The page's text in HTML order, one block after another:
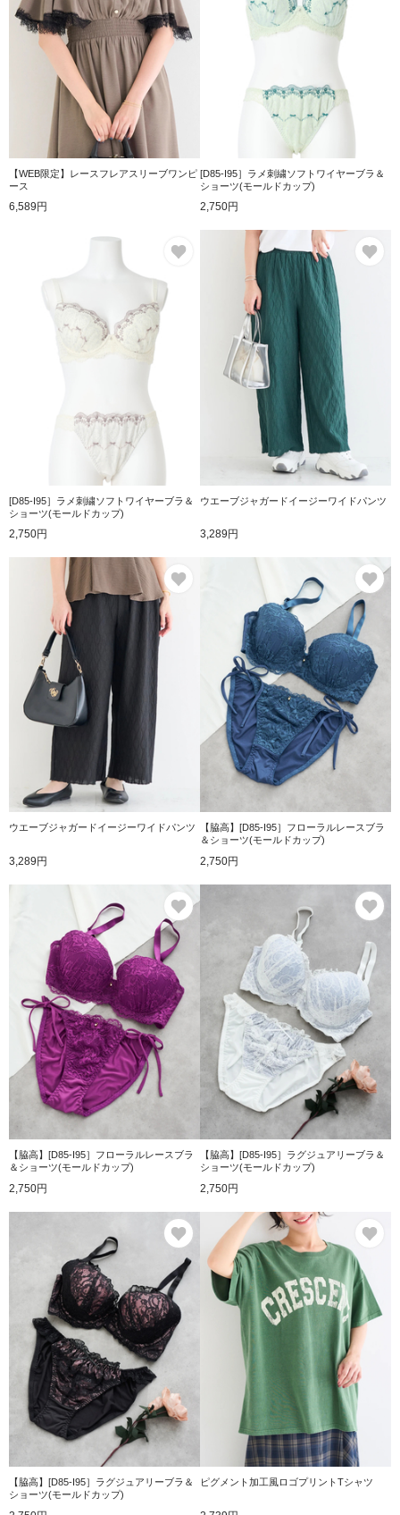
【WEB限定】レースフレアスリーブワンピ
ース
6,589円
[D85-I95］ラメ刺繍ソフトワイヤーブラ＆
ショーツ(モールドカップ)
2,750円
お気に入り
[D85-I95］ラメ刺繍ソフトワイヤーブラ＆
ショーツ(モールドカップ)
2,750円
ウエーブジャガードイージーワイドパンツ
3,289円
ウエーブジャガードイージーワイドパンツ
3,289円
お
【脇高】[D85-I95］フローラルレースブラ
＆ショーツ(モールドカップ)
2,750円
【脇高】[D85-I95］フローラルレースブラ
＆ショーツ(モールドカップ)
2,750円
【脇高】[D85-I95］ラグジュアリーブラ＆
ショーツ(モールドカップ)
2,750円
お気に入り
【脇高】[D85-I95］ラグジュアリーブラ＆
ショーツ(モールドカップ)
ピグメント加工風ロゴプリントTシャツ